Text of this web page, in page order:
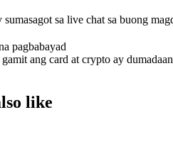
sumasagot sa live chat sa buong
pagbabayad
ang card at crypto ay
like